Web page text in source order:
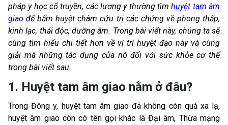
pháp y học cổ truyền, các lương y thường tìmhuyệt tam âm
giao để bấm huyệt châm cứu trị các chứng về phong thấp,
kinh lạc, thải độc, dưỡng âm. Trong bài viết này, chúng ta sẽ
cùng tìm hiểu chi tiết hơn về vị trí huyệt đạo này và cùng
giải mã những tác dụng của nó đối với sức khỏe cơ thể
trong bài viết sau.
1. Huyệt tam âm giao nằm ở đâu?
Trong Đông y, huyệt tam âm giao đã không còn quá xa lạ,
huyệt âm giao còn có tên gọi khác là Đại âm, Thừa mạng